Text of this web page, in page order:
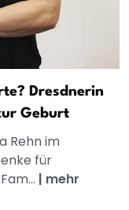
Dresdnerin
Geburt
Rehn im
für
| mehr